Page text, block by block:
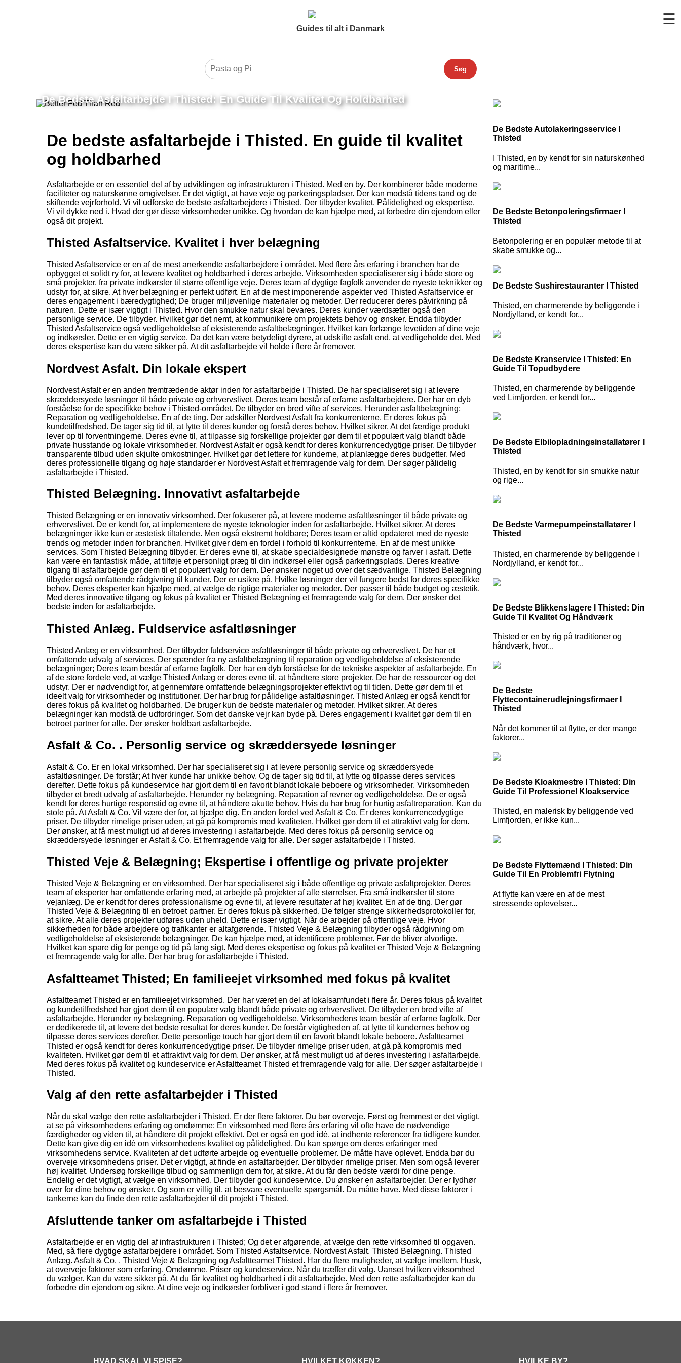
Guides til alt i Danmark
☰
Søg
De Bedste Asfaltarbejde I Thisted: En Guide Til Kvalitet Og Holdbarhed
De bedste asfaltarbejde i Thisted. En guide til kvalitet
og holdbarhed
Asfaltarbejde er en essentiel del af by udviklingen og infrastrukturen i Thisted. Med en by. Der kombinerer både moderne
faciliteter og naturskønne omgivelser. Er det vigtigt, at have veje og parkeringspladser. Der kan modstå tidens tand og de
skiftende vejrforhold. Vi vil udforske de bedste asfaltarbejdere i Thisted. Der tilbyder kvalitet. Pålidelighed og ekspertise.
Vi vil dykke ned i. Hvad der gør disse virksomheder unikke. Og hvordan de kan hjælpe med, at forbedre din ejendom eller
også dit projekt.
Thisted Asfaltservice. Kvalitet i hver belægning
Thisted Asfaltservice er en af de mest anerkendte asfaltarbejdere i området. Med flere års erfaring i branchen har de
opbygget et solidt ry for, at levere kvalitet og holdbarhed i deres arbejde. Virksomheden specialiserer sig i både store og
små projekter. fra private indkørsler til større offentlige veje. Deres team af dygtige fagfolk anvender de nyeste teknikker og
udstyr for, at sikre. At hver belægning er perfekt udført. En af de mest imponerende aspekter ved Thisted Asfaltservice er
deres engagement i bæredygtighed; De bruger miljøvenlige materialer og metoder. Der reducerer deres påvirkning på
naturen. Dette er især vigtigt i Thisted. Hvor den smukke natur skal bevares. Deres kunder værdsætter også den
personlige service. De tilbyder. Hvilket gør det nemt, at kommunikere om projektets behov og ønsker. Endda tilbyder
Thisted Asfaltservice også vedligeholdelse af eksisterende asfaltbelægninger. Hvilket kan forlænge levetiden af dine veje
og indkørsler. Dette er en vigtig service. Da det kan være betydeligt dyrere, at udskifte asfalt end, at vedligeholde det. Med
deres ekspertise kan du være sikker på. At dit asfaltarbejde vil holde i flere år fremover.
Nordvest Asfalt. Din lokale ekspert
Nordvest Asfalt er en anden fremtrædende aktør inden for asfaltarbejde i Thisted. De har specialiseret sig i at levere
skræddersyede løsninger til både private og erhvervslivet. Deres team består af erfarne asfaltarbejdere. Der har en dyb
forståelse for de specifikke behov i Thisted-området. De tilbyder en bred vifte af services. Herunder asfaltbelægning;
Reparation og vedligeholdelse. En af de ting. Der adskiller Nordvest Asfalt fra konkurrenterne. Er deres fokus på
kundetilfredshed. De tager sig tid til, at lytte til deres kunder og forstå deres behov. Hvilket sikrer. At det færdige produkt
lever op til forventningerne. Deres evne til, at tilpasse sig forskellige projekter gør dem til et populært valg blandt både
private husstande og lokale virksomheder. Nordvest Asfalt er også kendt for deres konkurrencedygtige priser. De tilbyder
transparente tilbud uden skjulte omkostninger. Hvilket gør det lettere for kunderne, at planlægge deres budgetter. Med
deres professionelle tilgang og høje standarder er Nordvest Asfalt et fremragende valg for dem. Der søger pålidelig
asfaltarbejde i Thisted.
Thisted Belægning. Innovativt asfaltarbejde
Thisted Belægning er en innovativ virksomhed. Der fokuserer på, at levere moderne asfaltløsninger til både private og
erhvervslivet. De er kendt for, at implementere de nyeste teknologier inden for asfaltarbejde. Hvilket sikrer. At deres
belægninger ikke kun er æstetisk tiltalende. Men også ekstremt holdbare; Deres team er altid opdateret med de nyeste
trends og metoder inden for branchen. Hvilket giver dem en fordel i forhold til konkurrenterne. En af de mest unikke
services. Som Thisted Belægning tilbyder. Er deres evne til, at skabe specialdesignede mønstre og farver i asfalt. Dette
kan være en fantastisk måde, at tilføje et personligt præg til din indkørsel eller også parkeringsplads. Deres kreative
tilgang til asfaltarbejde gør dem til et populært valg for dem. Der ønsker noget ud over det sædvanlige. Thisted Belægning
tilbyder også omfattende rådgivning til kunder. Der er usikre på. Hvilke løsninger der vil fungere bedst for deres specifikke
behov. Deres eksperter kan hjælpe med, at vælge de rigtige materialer og metoder. Der passer til både budget og æstetik.
Med deres innovative tilgang og fokus på kvalitet er Thisted Belægning et fremragende valg for dem. Der ønsker det
bedste inden for asfaltarbejde.
Thisted Anlæg. Fuldservice asfaltløsninger
Thisted Anlæg er en virksomhed. Der tilbyder fuldservice asfaltløsninger til både private og erhvervslivet. De har et
omfattende udvalg af services. Der spænder fra ny asfaltbelægning til reparation og vedligeholdelse af eksisterende
belægninger; Deres team består af erfarne fagfolk. Der har en dyb forståelse for de tekniske aspekter af asfaltarbejde. En
af de store fordele ved, at vælge Thisted Anlæg er deres evne til, at håndtere store projekter. De har de ressourcer og det
udstyr. Der er nødvendigt for, at gennemføre omfattende belægningsprojekter effektivt og til tiden. Dette gør dem til et
ideelt valg for virksomheder og institutioner. Der har brug for pålidelige asfaltløsninger. Thisted Anlæg er også kendt for
deres fokus på kvalitet og holdbarhed. De bruger kun de bedste materialer og metoder. Hvilket sikrer. At deres
belægninger kan modstå de udfordringer. Som det danske vejr kan byde på. Deres engagement i kvalitet gør dem til en
betroet partner for alle. Der ønsker holdbart asfaltarbejde.
Asfalt & Co. . Personlig service og skræddersyede løsninger
Asfalt & Co. Er en lokal virksomhed. Der har specialiseret sig i at levere personlig service og skræddersyede
asfaltløsninger. De forstår; At hver kunde har unikke behov. Og de tager sig tid til, at lytte og tilpasse deres services
derefter. Dette fokus på kundeservice har gjort dem til en favorit blandt lokale beboere og virksomheder. Virksomheden
tilbyder et bredt udvalg af asfaltarbejde. Herunder ny belægning. Reparation af revner og vedligeholdelse. De er også
kendt for deres hurtige responstid og evne til, at håndtere akutte behov. Hvis du har brug for hurtig asfaltreparation. Kan du
stole på. At Asfalt & Co. Vil være der for, at hjælpe dig. En anden fordel ved Asfalt & Co. Er deres konkurrencedygtige
priser. De tilbyder rimelige priser uden, at gå på kompromis med kvaliteten. Hvilket gør dem til et attraktivt valg for dem.
Der ønsker, at få mest muligt ud af deres investering i asfaltarbejde. Med deres fokus på personlig service og
skræddersyede løsninger er Asfalt & Co. Et fremragende valg for alle. Der søger asfaltarbejde i Thisted.
Thisted Veje & Belægning; Ekspertise i offentlige og private projekter
Thisted Veje & Belægning er en virksomhed. Der har specialiseret sig i både offentlige og private asfaltprojekter. Deres
team af eksperter har omfattende erfaring med, at arbejde på projekter af alle størrelser. Fra små indkørsler til store
vejanlæg. De er kendt for deres professionalisme og evne til, at levere resultater af høj kvalitet. En af de ting. Der gør
Thisted Veje & Belægning til en betroet partner. Er deres fokus på sikkerhed. De følger strenge sikkerhedsprotokoller for,
at sikre. At alle deres projekter udføres uden uheld. Dette er især vigtigt. Når de arbejder på offentlige veje. Hvor
sikkerheden for både arbejdere og trafikanter er altafgørende. Thisted Veje & Belægning tilbyder også rådgivning om
vedligeholdelse af eksisterende belægninger. De kan hjælpe med, at identificere problemer. Før de bliver alvorlige.
Hvilket kan spare dig for penge og tid på lang sigt. Med deres ekspertise og fokus på kvalitet er Thisted Veje & Belægning
et fremragende valg for alle. Der har brug for asfaltarbejde i Thisted.
Asfaltteamet Thisted; En familieejet virksomhed med fokus på kvalitet
Asfaltteamet Thisted er en familieejet virksomhed. Der har været en del af lokalsamfundet i flere år. Deres fokus på kvalitet
og kundetilfredshed har gjort dem til en populær valg blandt både private og erhvervslivet. De tilbyder en bred vifte af
asfaltarbejde. Herunder ny belægning. Reparation og vedligeholdelse. Virksomhedens team består af erfarne fagfolk. Der
er dedikerede til, at levere det bedste resultat for deres kunder. De forstår vigtigheden af, at lytte til kundernes behov og
tilpasse deres services derefter. Dette personlige touch har gjort dem til en favorit blandt lokale beboere. Asfaltteamet
Thisted er også kendt for deres konkurrencedygtige priser. De tilbyder rimelige priser uden, at gå på kompromis med
kvaliteten. Hvilket gør dem til et attraktivt valg for dem. Der ønsker, at få mest muligt ud af deres investering i asfaltarbejde.
Med deres fokus på kvalitet og kundeservice er Asfaltteamet Thisted et fremragende valg for alle. Der søger asfaltarbejde i
Thisted.
Valg af den rette asfaltarbejder i Thisted
Når du skal vælge den rette asfaltarbejder i Thisted. Er der flere faktorer. Du bør overveje. Først og fremmest er det vigtigt,
at se på virksomhedens erfaring og omdømme; En virksomhed med flere års erfaring vil ofte have de nødvendige
færdigheder og viden til, at håndtere dit projekt effektivt. Det er også en god idé, at indhente referencer fra tidligere kunder.
Dette kan give dig en idé om virksomhedens kvalitet og pålidelighed. Du kan spørge om deres erfaringer med
virksomhedens service. Kvaliteten af det udførte arbejde og eventuelle problemer. De måtte have oplevet. Endda bør du
overveje virksomhedens priser. Det er vigtigt, at finde en asfaltarbejder. Der tilbyder rimelige priser. Men som også leverer
høj kvalitet. Undersøg forskellige tilbud og sammenlign dem for, at sikre. At du får den bedste værdi for dine penge.
Endelig er det vigtigt, at vælge en virksomhed. Der tilbyder god kundeservice. Du ønsker en asfaltarbejder. Der er lydhør
over for dine behov og ønsker. Og som er villig til, at besvare eventuelle spørgsmål. Du måtte have. Med disse faktorer i
tankerne kan du finde den rette asfaltarbejder til dit projekt i Thisted.
Afsluttende tanker om asfaltarbejde i Thisted
Asfaltarbejde er en vigtig del af infrastrukturen i Thisted; Og det er afgørende, at vælge den rette virksomhed til opgaven.
Med, så flere dygtige asfaltarbejdere i området. Som Thisted Asfaltservice. Nordvest Asfalt. Thisted Belægning. Thisted
Anlæg. Asfalt & Co. . Thisted Veje & Belægning og Asfaltteamet Thisted. Har du flere muligheder, at vælge imellem. Husk,
at overveje faktorer som erfaring. Omdømme. Priser og kundeservice. Når du træffer dit valg. Uanset hvilken virksomhed
du vælger. Kan du være sikker på. At du får kvalitet og holdbarhed i dit asfaltarbejde. Med den rette asfaltarbejder kan du
forbedre din ejendom og sikre. At dine veje og indkørsler forbliver i god stand i flere år fremover.
De Bedste Autolakeringsservice I
Thisted
I Thisted, en by kendt for sin naturskønhed
og maritime...
De Bedste Betonpoleringsfirmaer I
Thisted
Betonpolering er en populær metode til at
skabe smukke og...
De Bedste Sushirestauranter I Thisted
Thisted, en charmerende by beliggende i
Nordjylland, er kendt for...
De Bedste Kranservice I Thisted: En
Guide Til Topudbydere
Thisted, en charmerende by beliggende
ved Limfjorden, er kendt for...
De Bedste Elbilopladningsinstallatører I
Thisted
Thisted, en by kendt for sin smukke natur
og rige...
De Bedste Varmepumpeinstallatører I
Thisted
Thisted, en charmerende by beliggende i
Nordjylland, er kendt for...
De Bedste Blikkenslagere I Thisted: Din
Guide Til Kvalitet Og Håndværk
Thisted er en by rig på traditioner og
håndværk, hvor...
De Bedste
Flyttecontainerudlejningsfirmaer I
Thisted
Når det kommer til at flytte, er der mange
faktorer...
De Bedste Kloakmestre I Thisted: Din
Guide Til Professionel Kloakservice
Thisted, en malerisk by beliggende ved
Limfjorden, er ikke kun...
De Bedste Flyttemænd I Thisted: Din
Guide Til En Problemfri Flytning
At flytte kan være en af de mest
stressende oplevelser...